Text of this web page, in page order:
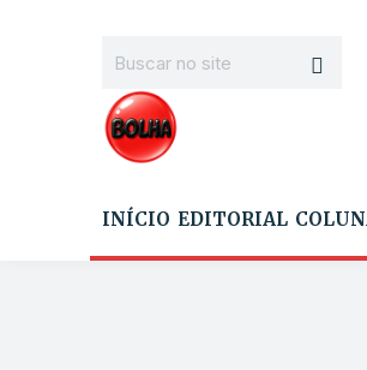
INÍCIO EDITORIAL